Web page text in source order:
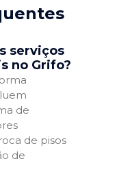
serviços
no Grifo?
de
de pisos
de